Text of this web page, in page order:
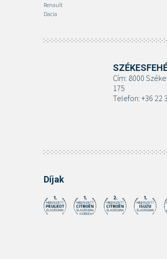
Renault
Dacia
Cím: 8000
175
Telefon: +36 22
Díjak